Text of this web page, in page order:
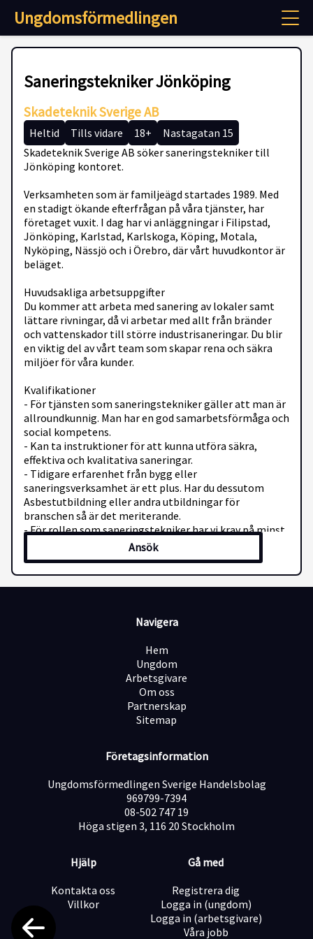
Ungdomsförmedlingen
Saneringstekniker Jönköping
Skadeteknik Sverige AB
Heltid Tills vidare 18+
Nastagatan 15
Skadeteknik Sverige AB söker saneringstekniker till
Jönköping kontoret.
Verksamheten som är familjeägd startades 1989. Med
en stadigt ökande efterfrågan på våra tjänster, har
företaget vuxit. I dag har vi anläggningar i Filipstad,
Jönköping, Karlstad, Karlskoga, Köping, Motala,
Nyköping, Nässjö och i Örebro, där vårt huvudkontor är
beläget.
Huvudsakliga arbetsuppgifter
Du kommer att arbeta med sanering av lokaler samt
lättare rivningar, då vi arbetar med allt från bränder
och vattenskador till större industrisaneringar. Du blir
en viktig del av vårt team som skapar rena och säkra
miljöer för våra kunder.
Kvalifikationer
- För tjänsten som saneringstekniker gäller att man är
allroundkunnig. Man har en god samarbetsförmåga och
social kompetens.
- Kan ta instruktioner för att kunna utföra säkra,
effektiva och kvalitativa saneringar.
- Tidigare erfarenhet från bygg eller
saneringsverksamhet är ett plus. Har du dessutom
Asbestutbildning eller andra utbildningar för
branschen så är det meriterande.
- För rollen som saneringstekniker har vi krav på minst
- Anställningsvillkor, timanställning.
Ansök
Navigera
Hem
Ungdom
Arbetsgivare
Om oss
Partnerskap
Sitemap
Företagsinformation
Ungdomsförmedlingen Sverige Handelsbolag
969799-7394
08-502 747 19
Höga stigen 3, 116 20 Stockholm
Hjälp
Kontakta oss
Villkor
Gå med
Registrera dig
Logga in (ungdom)
Logga in (arbetsgivare)
Våra jobb